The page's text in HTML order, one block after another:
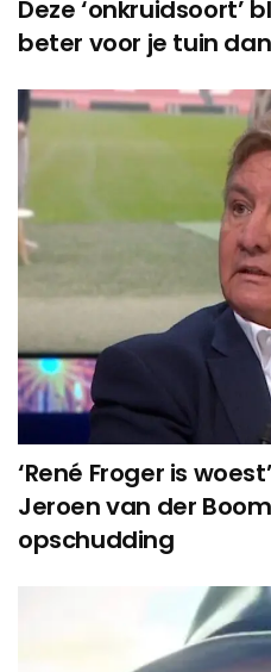
Deze ‘onkruidsoort’
beter voor je tuin
‘René Froger is
Jeroen van der
opschudding